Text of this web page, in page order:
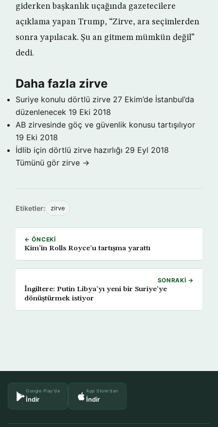
giderken başkanlık uçağında gazetecilere
açıklama yapan Trump, “Zirve, ara seçimlerden
sonra yapılacak. Şu an gitmem mümkün değil”
dedi.
Daha fazla zirve
Suriye konulu dörtlü zirve 27 Ekim’de İstanbul’da
düzenlenecek 19 Eki 2018
AB zirvesinde göç ve güvenlik konusu tartışılıyor
19 Eki 2018
İdlib için dörtlü zirve hazırlığı 29 Eyl 2018
Tümünü gör zirve →
Etiketler: zirve
← ÖNCEKI
Kim’in Rolls Royce’u tartışma yarattı
SONRAKI →
İngiltere: Putin Libya’yı yeni bir Suriye’ye
dönüştürmek istiyor
Google Play'de
İndir
App Store'dan
İndir